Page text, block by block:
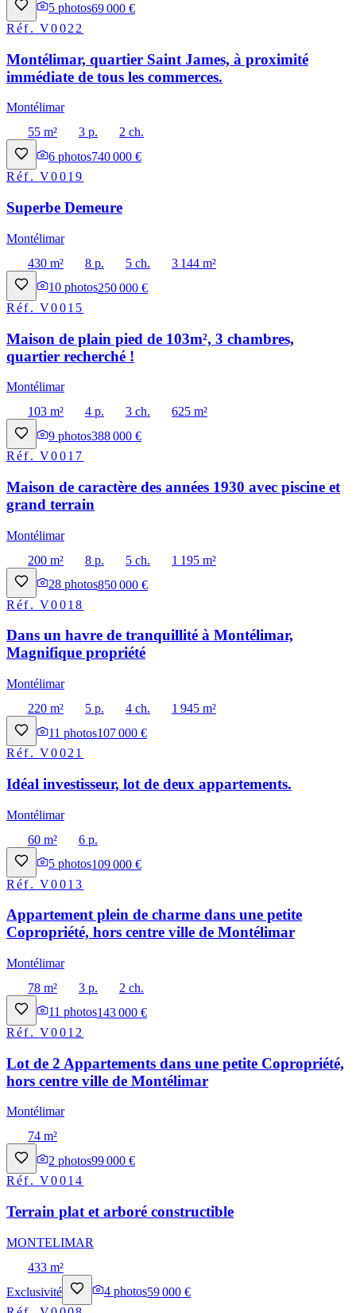
5 photos69 000 €
Réf.V0022
Montélimar, quartier Saint James, à proximité
immédiate de tous les commerces.
Montélimar
55 m²
3 p.
2 ch.
6 photos740 000 €
Réf.V0019
Superbe Demeure
Montélimar
430 m²
8 p. 5 ch.
3 144 m²
10 photos250 000 €
Réf.V0015
Maison de plain pied de 103m², 3 chambres,
quartier recherché !
Montélimar
103 m²
4 p. 3 ch.
625 m²
9 photos388 000 €
Réf.V0017
Maison de caractère des années 1930 avec piscine et
grand terrain
Montélimar
200 m²
8 p. 5 ch.
1 195 m²
28 photos850 000 €
Réf.V0018
Dans un havre de tranquillité à Montélimar,
Magnifique propriété
Montélimar
220 m²
5 p. 4 ch.
1 945 m²
11 photos107 000 €
Réf.V0021
Idéal investisseur, lot de deux appartements.
Montélimar
60 m²
6 p.
5 photos109 000 €
Réf.V0013
Appartement plein de charme dans une petite
Copropriété, hors centre ville de Montélimar
Montélimar
78 m²
3 p.
2 ch.
11 photos143 000 €
Réf.V0012
Lot de 2 Appartements dans une petite Copropriété,
hors centre ville de Montélimar
Montélimar
74 m²
2 photos99 000 €
Réf.V0014
Terrain plat et arboré constructible
MONTELIMAR
433 m²
Exclusivité
4 photos59 000 €